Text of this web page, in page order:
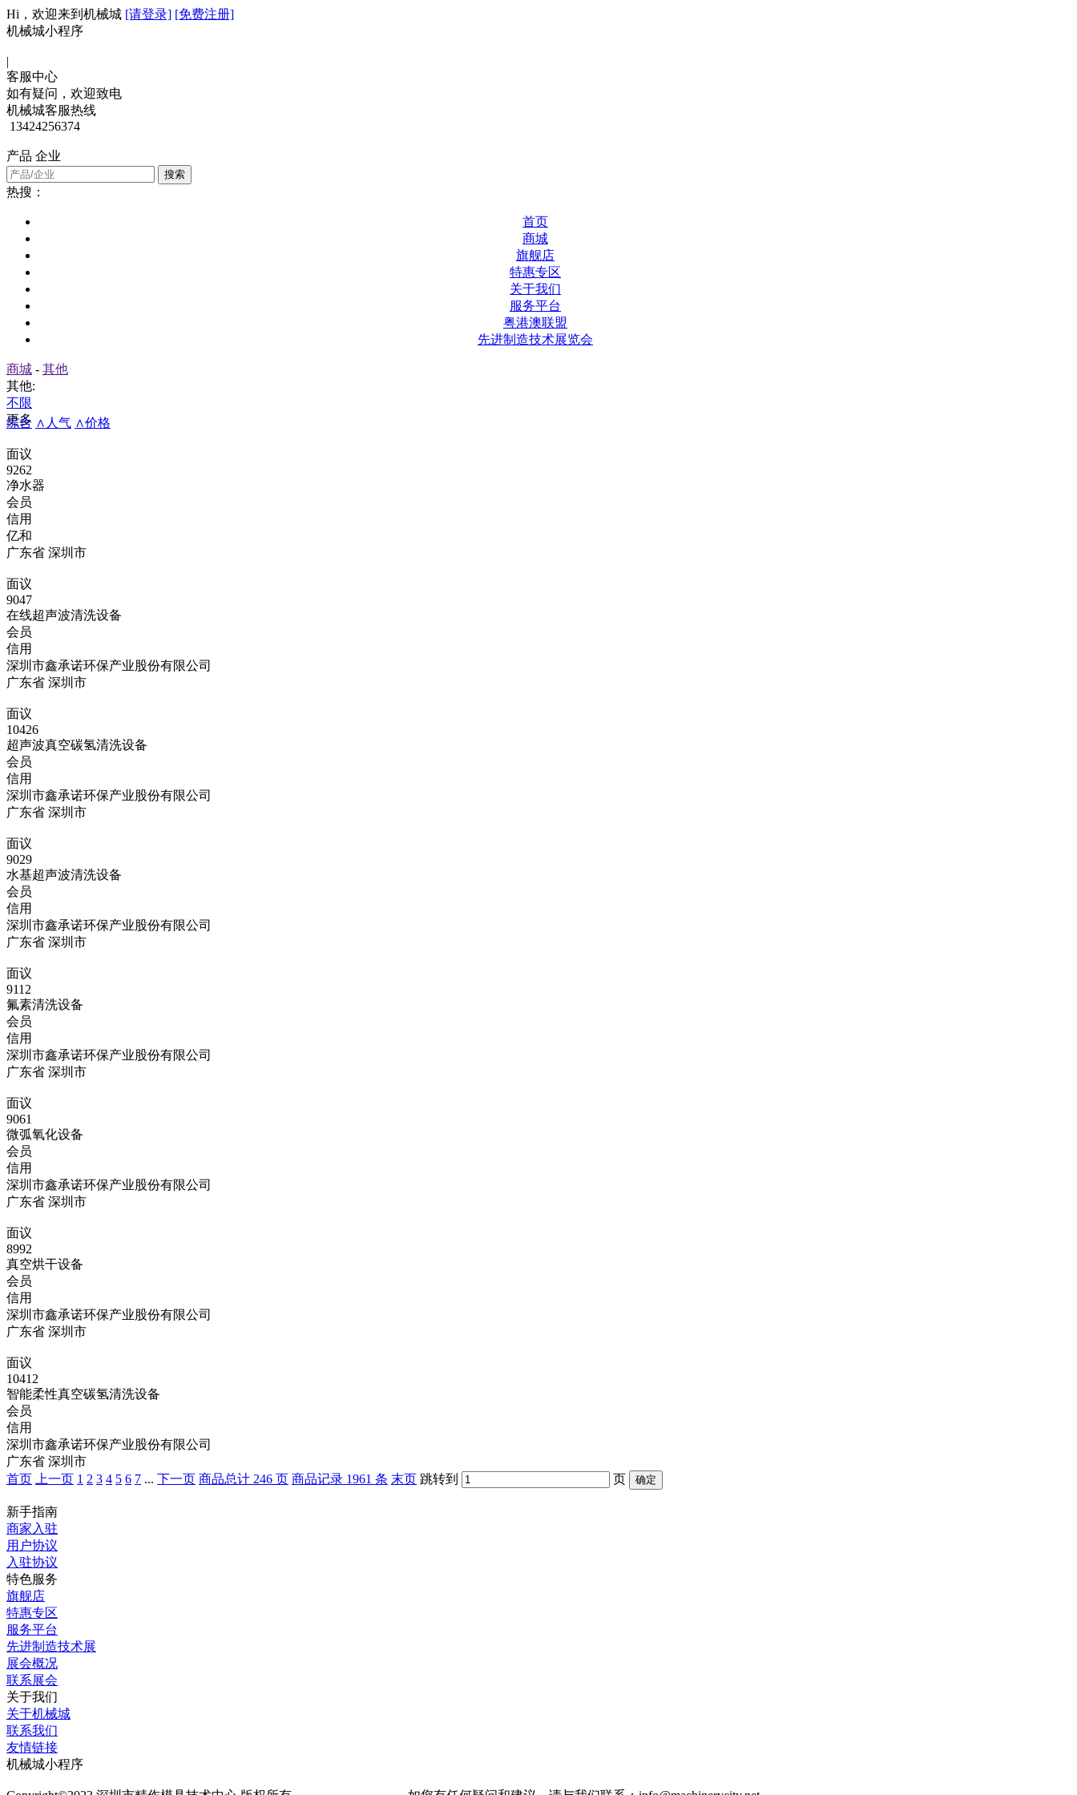
Hi，欢迎来到机械城 [请登录] [免费注册]
机械城小程序
|
客服中心
如有疑问，欢迎致电
机械城客服热线
13424256374
产品 企业
热搜：
首页
商城
旗舰店
特惠专区
关于我们
服务平台
粤港澳联盟
先进制造技术展览会
商城 - 其他
其他:
不限
更多
综合 ∧人气 ∧价格
面议
9262
净水器
会员
信用
亿和
广东省 深圳市
面议
9047
在线超声波清洗设备
会员
信用
深圳市鑫承诺环保产业股份有限公司
广东省 深圳市
面议
10426
超声波真空碳氢清洗设备
会员
信用
深圳市鑫承诺环保产业股份有限公司
广东省 深圳市
面议
9029
水基超声波清洗设备
会员
信用
深圳市鑫承诺环保产业股份有限公司
广东省 深圳市
面议
9112
氟素清洗设备
会员
信用
深圳市鑫承诺环保产业股份有限公司
广东省 深圳市
面议
9061
微弧氧化设备
会员
信用
深圳市鑫承诺环保产业股份有限公司
广东省 深圳市
面议
8992
真空烘干设备
会员
信用
深圳市鑫承诺环保产业股份有限公司
广东省 深圳市
面议
10412
智能柔性真空碳氢清洗设备
会员
信用
深圳市鑫承诺环保产业股份有限公司
广东省 深圳市
首页
上一页 1 2 3 4 5 6 7 ... 下一页 商品总计 246 页 商品记录 1961 条 末页 跳转到 页 确定
新手指南
商家入驻
用户协议
入驻协议
特色服务
旗舰店
特惠专区
服务平台
先进制造技术展
展会概况
联系展会
关于我们
关于机械城
联系我们
友情链接
机械城小程序